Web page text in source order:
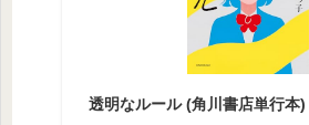
透明なルール (角川書店単行本)